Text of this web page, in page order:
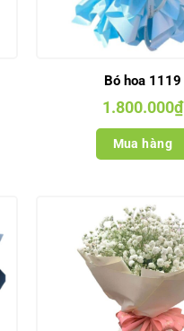
Bó hoa 1119
1.800.000₫
Mua hàng